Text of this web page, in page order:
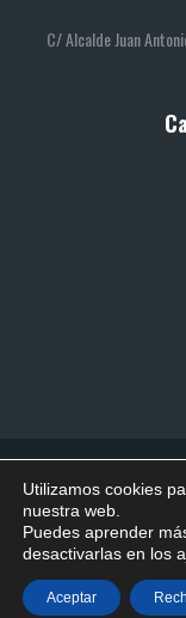
C/ Alcalde Juan
©
Política de
Términos y
Utilizamos cookies
nuestra web.
Puedes aprender
desactivarlas en los
Aceptar